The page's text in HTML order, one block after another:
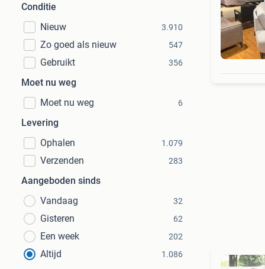
Conditie
Nieuw
3.910
Zo goed als nieuw 547
Gebruikt 356
Moet nu weg
Moet nu weg
6
Levering
Ophalen
1.079
Verzenden 283
Aangeboden sinds
Vandaag
32
Gisteren 62
Een week 202
Altijd 1.086